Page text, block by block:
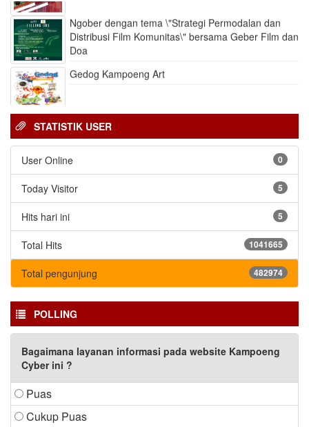
Ngober dengan tema \"Strategi Permodalan dan
Distribusi Film Komunitas\" bersama Geber Film dan
Gedog Kampoeng Art
STATISTIK USER
User Online 0
Today Visitor 5
Hits hari ini 5
Total Hits 1041665
Total pengunjung 482974
POLLING
Bagaimana layanan informasi pada website Kampoeng
Cyber ini ?
Puas
Cukup Puas